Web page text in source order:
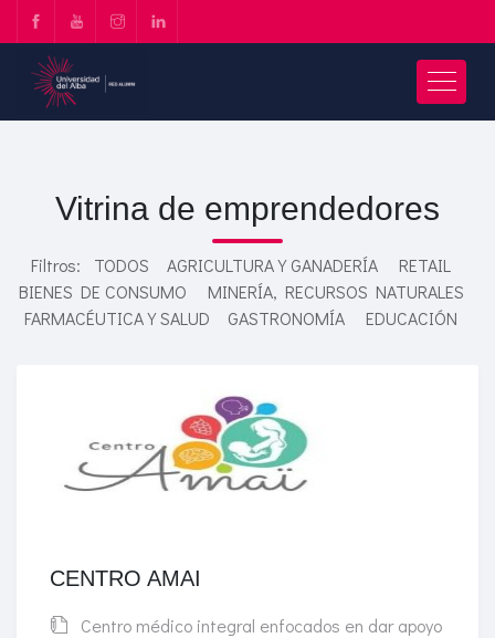
Vitrina de emprendedores
Filtros: TODOS AGRICULTURA Y GANADERÍA
RETAIL
BIENES DE CONSUMO
MINERÍA, RECURSOS NATURALES
FARMACÉUTICA Y SALUD
GASTRONOMÍA EDUCACIÓN
CENTRO AMAI
Centro médico integral enfocados en dar apoyo